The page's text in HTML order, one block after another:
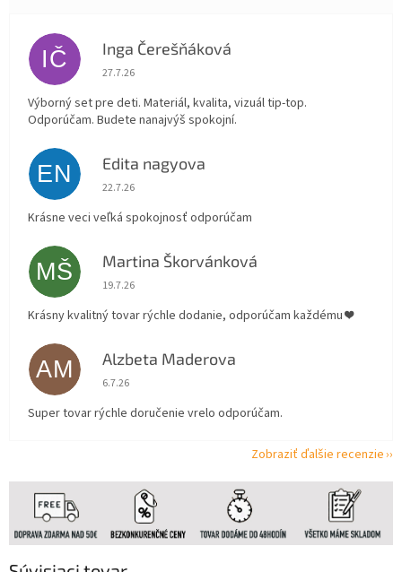
IČ Inga Čerešňáková
Hodnotenie obchodu je 5 z 5 hviezdičiek.
27.7.26
Výborný set pre deti. Materiál, kvalita, vizuál tip-top.
Odporúčam. Budete nanajvýš spokojní.
EN Edita nagyova
Hodnotenie obchodu je 5 z 5 hviezdičiek.
22.7.26
Krásne veci veľká spokojnosť odporúčam
MŠ Martina Škorvánková
Hodnotenie obchodu je 5 z 5 hviezdičiek.
19.7.26
Krásny kvalitný tovar rýchle dodanie, odporúčam každému ❤️
AM Alzbeta Maderova
Hodnotenie obchodu je 5 z 5 hviezdičiek.
6.7.26
Super tovar rýchle doručenie vrelo odporúčam.
Zobraziť ďalšie recenzie